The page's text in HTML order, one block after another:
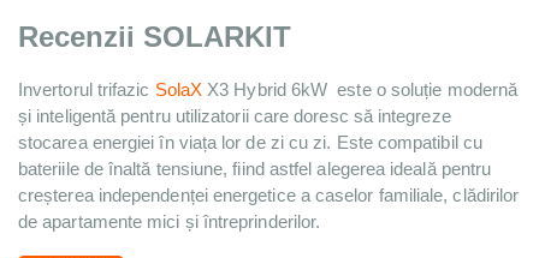
Recenzii SOLARKIT
Invertorul trifazic SolaX X3 Hybrid 6kW este o soluție modernă
și inteligentă pentru utilizatorii care doresc să integreze
stocarea energiei în viața lor de zi cu zi. Este compatibil cu
bateriile de înaltă tensiune, fiind astfel alegerea ideală pentru
creșterea independenței energetice a caselor familiale, clădirilor
de apartamente mici și întreprinderilor.